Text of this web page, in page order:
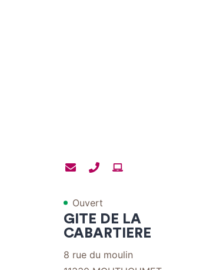
Contacter
mail
Contacter
téléphone
Ouvert
GITE DE LA
CABARTIERE
8 rue du moulin